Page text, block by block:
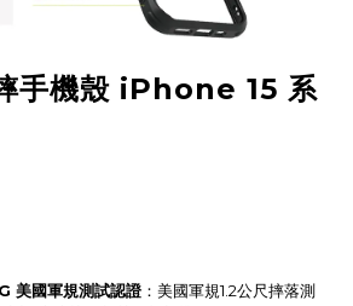
手機殼 iPhone 15 系
美國軍規測試認證 ：美國軍規1.2公尺摔落測